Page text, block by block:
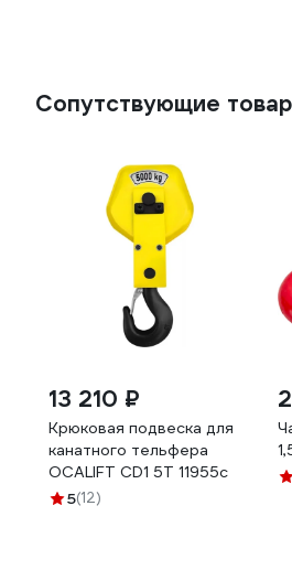
Сопутствующие
13 210 ₽
Крюковая подвеска для
канатного тельфера
OCALIFT CD1 5Т 11955c
5(12)